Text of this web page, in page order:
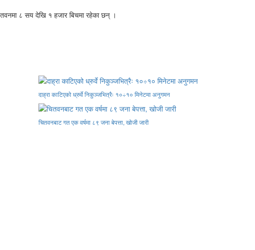
८ सय देखि १ हजार बिचमा रहेका छन् ।
दाह्रा काटिएको ध्रुर्वे निकुञ्जभित्रैः १०÷१० मिनेटमा अनुगमन
चितवनबाट गत एक वर्षमा ८९ जना बेपत्ता, खोजी जारी